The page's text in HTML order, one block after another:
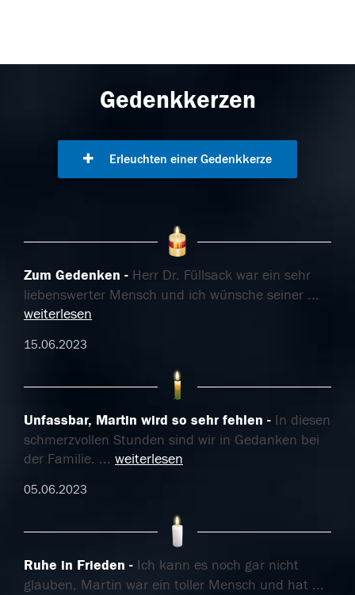
Gedenkkerzen
Erleuchten einer Gedenkkerze
Zum Gedenken
Herr Dr. Füllsack war ein sehr
liebenswerter Mensch und ich wünsche seiner ...
weiterlesen
15.06.2023
Unfassbar, Martin wird so sehr fehlen
In diesen
schmerzvollen Stunden sind wir in Gedanken bei
der Familie. ... weiterlesen
05.06.2023
Ruhe in Frieden
Ich kann es noch gar nicht
glauben, Martin war ein toller Mensch und hat ...